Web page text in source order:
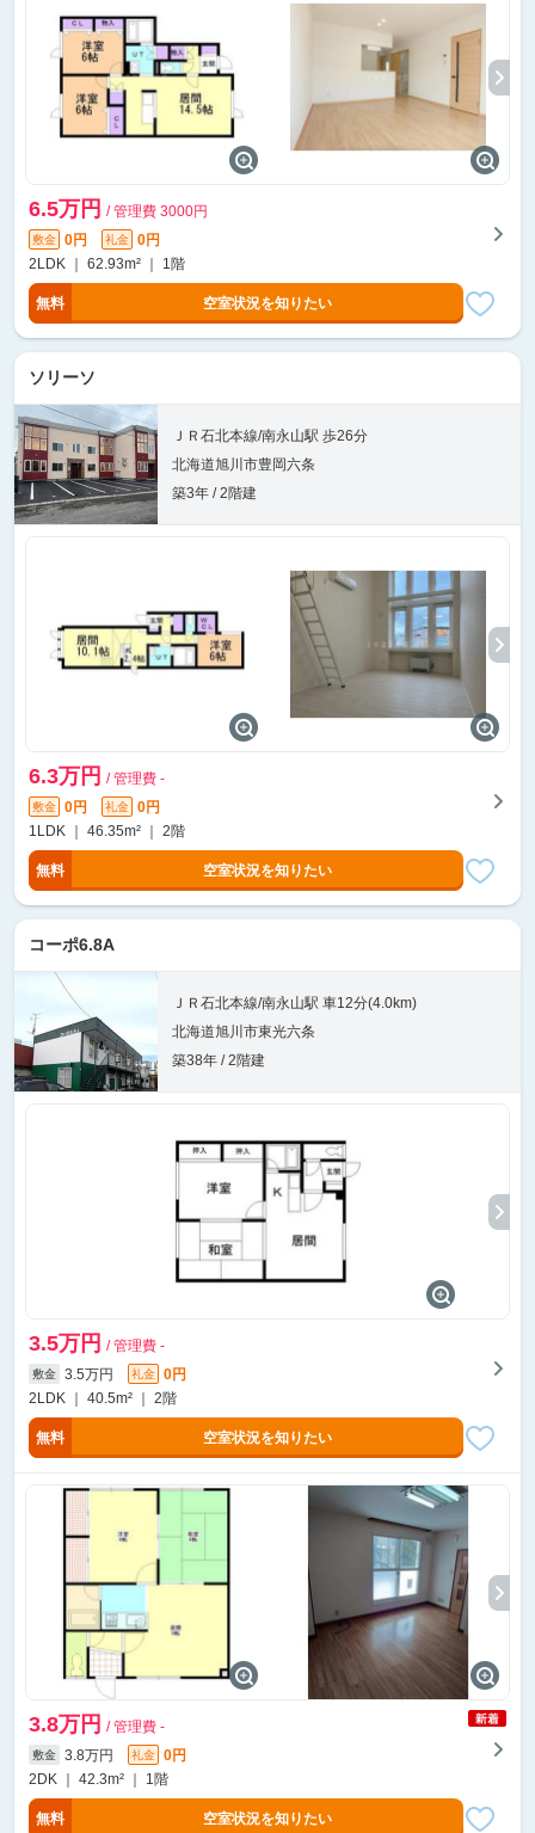
6.5万円 / 管理費 3000円
敷金 0円 礼金
0円
2LDK ｜ 62.93m² ｜ 1階
無料 空室状況を知りたい
ソリーソ
ＪＲ石北本線/南永山駅 歩26分
北海道旭川市豊岡六条
築3年 / 2階建
6.3万円 / 管理費 -
敷金 0円 礼金
0円
1LDK ｜ 46.35m² ｜ 2階
無料 空室状況を知りたい
コーポ6.8A
ＪＲ石北本線/南永山駅 車12分(4.0km)
北海道旭川市東光六条
築38年 / 2階建
3.5万円 / 管理費 -
敷金 3.5万円 礼金
0円
2LDK ｜ 40.5m² ｜ 2階
無料 空室状況を知りたい
3.8万円 / 管理費 -
敷金 3.8万円 礼金
0円
2DK ｜ 42.3m² ｜ 1階
無料 空室状況を知りたい